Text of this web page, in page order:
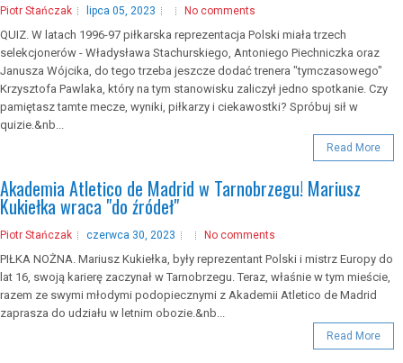
Piotr Stańczak lipca 05, 2023 No comments
QUIZ. W latach 1996-97 piłkarska reprezentacja Polski miała trzech
selekcjonerów - Władysława Stachurskiego, Antoniego Piechniczka oraz
Janusza Wójcika, do tego trzeba jeszcze dodać trenera "tymczasowego"
Krzysztofa Pawlaka, który na tym stanowisku zaliczył jedno spotkanie. Czy
pamiętasz tamte mecze, wyniki, piłkarzy i ciekawostki? Spróbuj sił w
quizie.&nb...
Read More
Akademia Atletico de Madrid w Tarnobrzegu! Mariusz
Kukiełka wraca "do źródeł"
Piotr Stańczak czerwca 30, 2023 No comments
PIŁKA NOŻNA. Mariusz Kukiełka, były reprezentant Polski i mistrz Europy do
lat 16, swoją karierę zaczynał w Tarnobrzegu. Teraz, właśnie w tym mieście,
razem ze swymi młodymi podopiecznymi z Akademii Atletico de Madrid
zaprasza do udziału w letnim obozie.&nb...
Read More